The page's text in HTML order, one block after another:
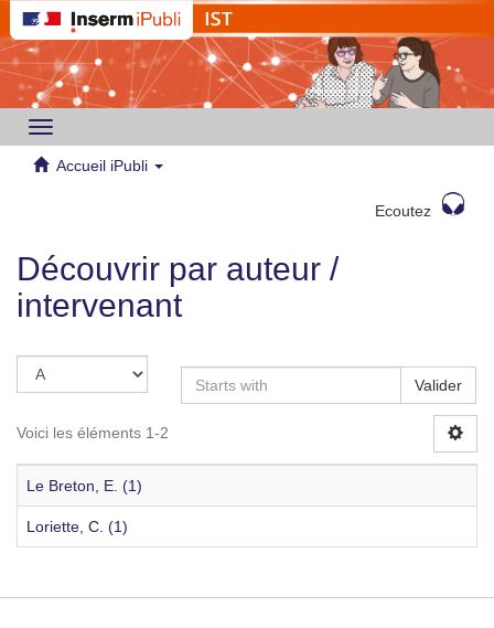
Toggle
navigation
Accueil iPubli
Ecoutez
Découvrir par auteur /
intervenant
Valider
Voici les éléments 1-2
Le Breton, E. (1)
Loriette, C. (1)